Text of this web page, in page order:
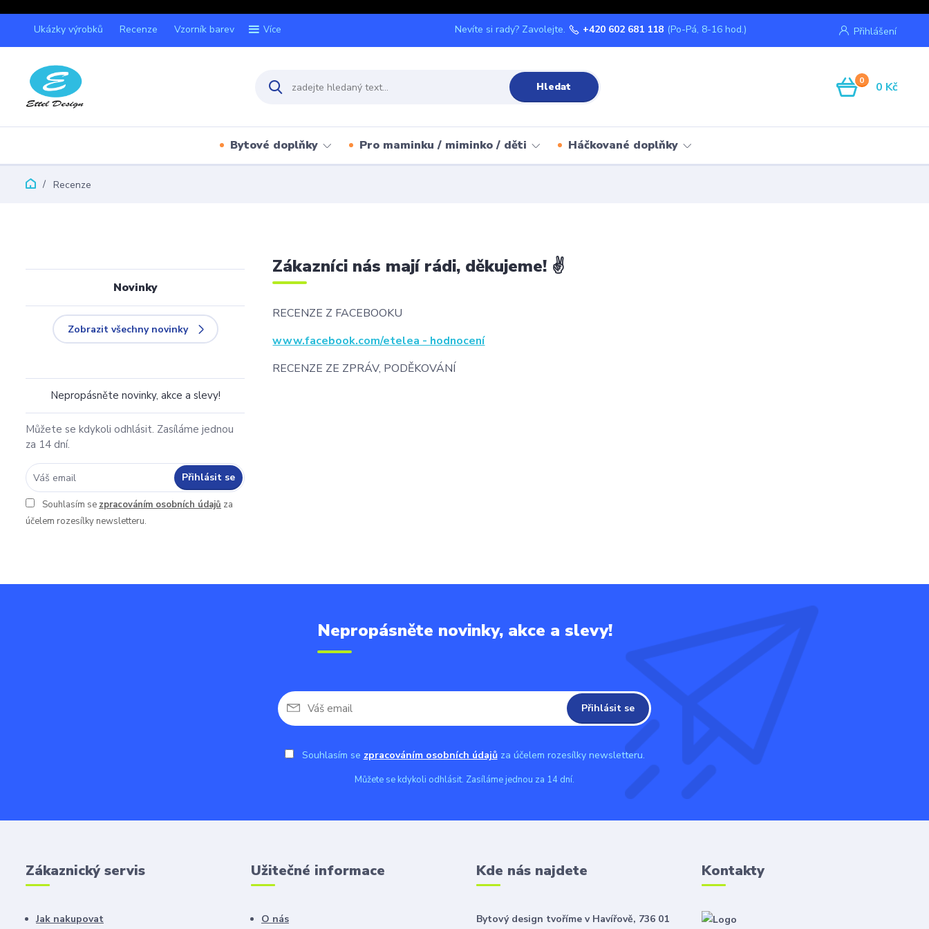
Ukázky výrobků Recenze Vzorník barev Více Přihlášení
Hledat
Nevíte si rady? Zavolejte. +420 602 681 118 (Po-Pá, 8-16 hod.)
0 0 Kč
Bytové doplňky Pro maminku / miminko / děti Háčkované doplňky
Recenze
Novinky
Zobrazit všechny novinky
Nepropásněte novinky, akce a slevy!
Můžete se kdykoli odhlásit. Zasíláme jednou
za 14 dní.
Přihlásit se
Souhlasím se zpracováním osobních údajů za
účelem rozesílky newsletteru.
Zákazníci nás mají rádi, děkujeme! ✌
RECENZE Z FACEBOOKU
www.facebook.com/etelea - hodnocení
RECENZE ZE ZPRÁV, PODĚKOVÁNÍ
Nepropásněte novinky, akce a slevy!
Přihlásit se
Souhlasím se zpracováním osobních údajůza účelem rozesílky newsletteru.
Můžete se kdykoli odhlásit. Zasíláme jednou za 14 dní.
Zákaznický servis
Jak nakupovat
Užitečné informace
O nás
Kde nás najdete
Bytový design tvoříme v Havířově, 736 01
Kontakty